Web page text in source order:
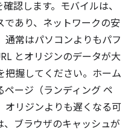
認します。モバイルは、
であり、ネットワークの安
通常はパソコンよりもパフ
とオリジンのデータが大
把握してください。ホーム
ージ（ランディング ペ
オリジンよりも遅くなる可
ブラウザのキャッシュが